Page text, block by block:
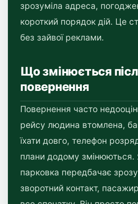
зрозуміла адреса,
короткий порядок дій. Це
без зайвої реклами.
Що змінюється
повернення
Повернення часто
рейсу людина втомлена,
їхати довго, телефон
плани додому
парковка передбачає
зворотний контакт,